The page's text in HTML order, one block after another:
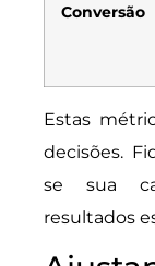
Conversão
Estas
decisões.
se sua
resultados